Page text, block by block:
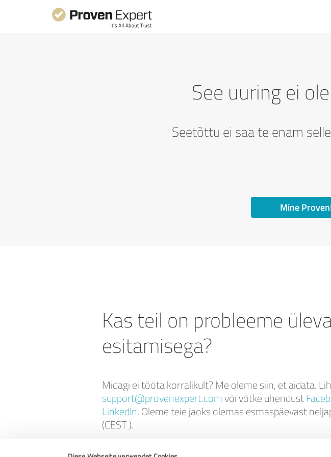
See uuring ei
Seetõttu ei saa te enam
Mine
Kas teil on probleeme
esitamisega?
Midagi ei tööta korralikult? Me oleme siin, et aidata.
support@provenexpert.comvõi võtke ühendust
LinkedIn. Oleme teie jaoks olemas esmaspäevast
(CEST ).